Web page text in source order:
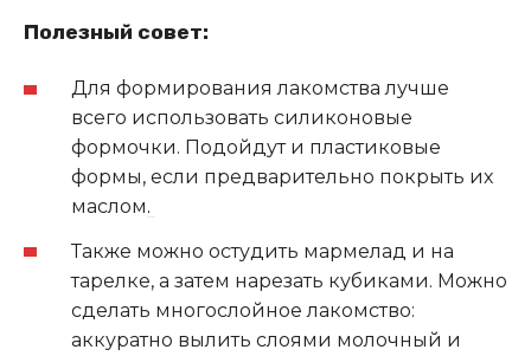
Полезный совет:
Для формирования лакомства лучше
всего использовать силиконовые
формочки. Подойдут и пластиковые
формы, если предварительно покрыть их
маслом.
Также можно остудить мармелад и на
тарелке, а затем нарезать кубиками. Можно
сделать многослойное лакомство:
аккуратно вылить слоями молочный и